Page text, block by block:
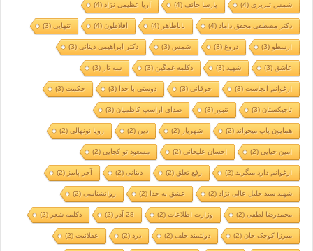
شمس تبریزی(4) پارسا خائف(4) آریا عظیمی نژاد (4)
دکتر مصطفی محقق داماد (4) باباطاهر (4) افلاطون(4) تنهایی(3)
ارسطو (3) دروغ (3) شمس (3) دکتر ابراهیمی دینانی(3)
عاشق (3) شهید (3) دکلمه غمگین (3) سه تار (3)
ارغوانم آنجاست(3) خرقانی(3) دوستی با خدا (3) حکمت(3)
تاجیکستان(3) تنبور (3) صدای آراسپ کاظمیان(3)
همایون پاپ میخواند (2) شهریار (2) دین (2) رویا نونهالی(2)
امین حیایی(2) احسان علیخانی(2) مسعود تو کجایی(2)
ارغوانم دارد میگرید (2) رفع تعلق (2) دینانی(2) آخر پاییز (2)
شهید سید خلیل عالی نژاد (2) عشق به خدا (2) روانشناسی(2)
محمدرضا لطفی(2) وزارت اطلاعات(2) 28 آذر (2) دکلمه شعر (2)
میرزا کوچک خان(2) دولتمند خلف(2) درد (2) عقلانیت(2)